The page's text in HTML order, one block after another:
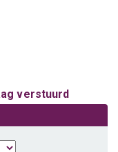
verstuurd